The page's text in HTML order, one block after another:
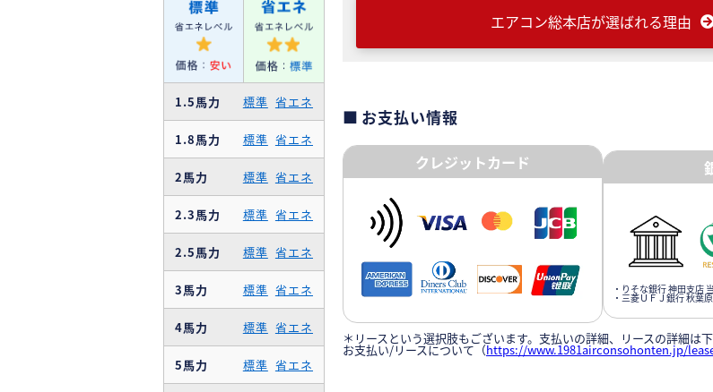
エアコン総本店が選ばれる理由
お支払い情報
クレジットカード
・りそな銀行 神田支店
・三菱ＵＦＪ銀行 秋葉
＊リースという選択肢もございます。支払いの詳細、リースの詳細は
お支払い/リースについて（https://www.1981airconsohonten.jp/
1.5馬力 標準 省エネ
1.8馬力 標準 省エネ
2馬力 標準 省エネ
2.3馬力 標準 省エネ
2.5馬力 標準 省エネ
3馬力 標準 省エネ
4馬力 標準 省エネ
5馬力 標準 省エネ